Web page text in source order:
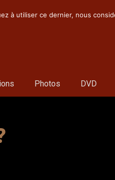
Photos DVD
à utiliser ce dernier, nous